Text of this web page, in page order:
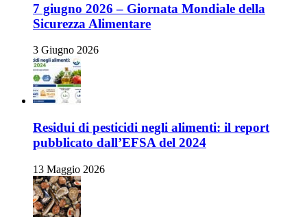
7 giugno 2026 – Giornata Mondiale della
Sicurezza Alimentare
3 Giugno 2026
Residui di pesticidi negli alimenti: il report
pubblicato dall’EFSA del 2024
13 Maggio 2026